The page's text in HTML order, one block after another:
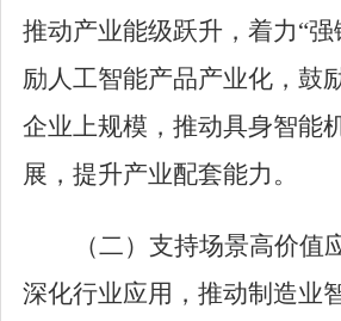
推动产业能级跃升，着力“强
励人工智能产品产业化，鼓
企业上规模，推动具身智能
展，提升产业配套能力。
（二） 支持场景高价值
深化行业应用，推动制造业